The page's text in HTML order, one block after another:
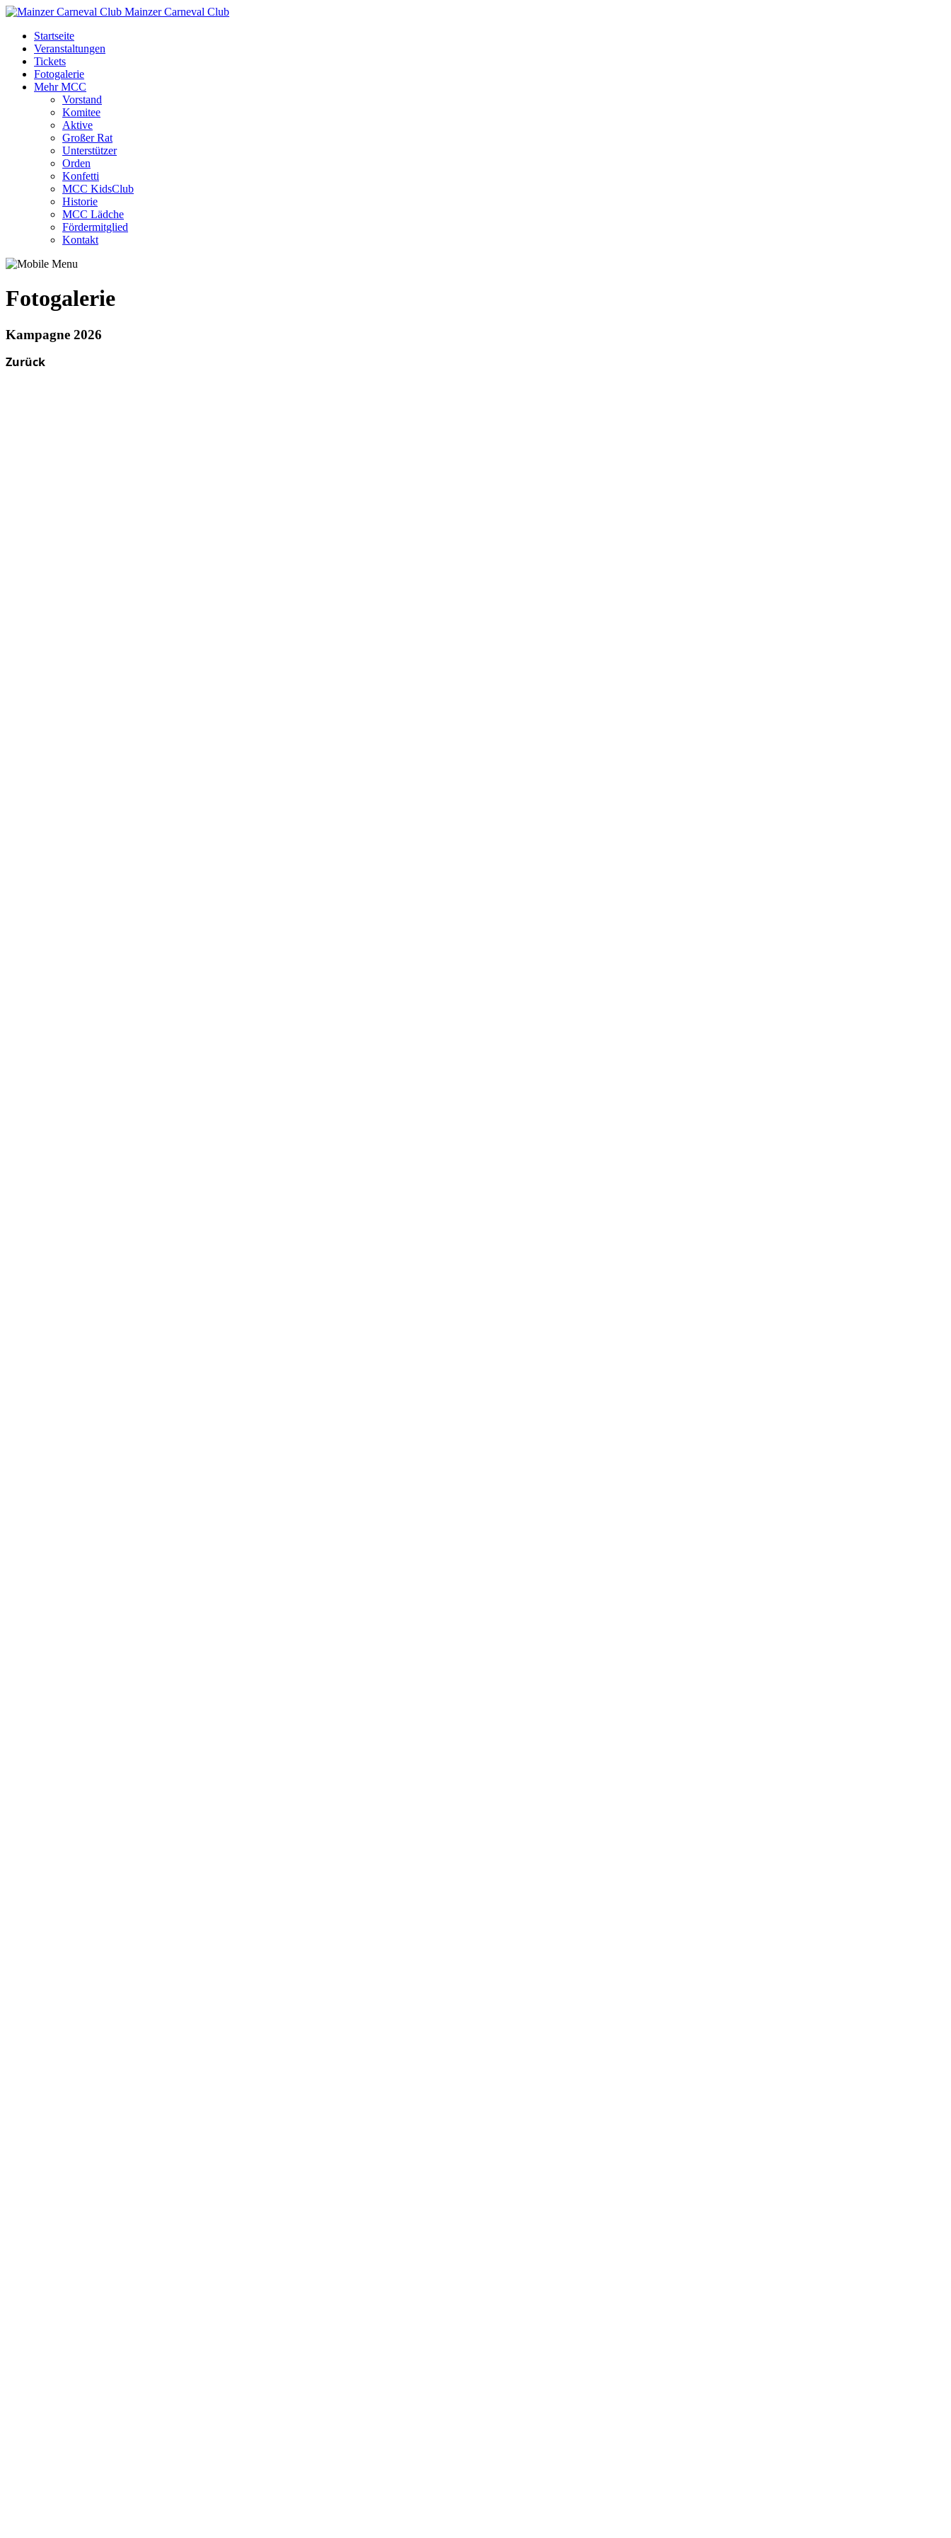
Mainzer Carneval Club
Startseite
Veranstaltungen
Tickets
Fotogalerie
Mehr MCC
Vorstand
Komitee
Aktive
Großer Rat
Unterstützer
Orden
Konfetti
MCC KidsClub
Historie
MCC Lädche
Fördermitglied
Kontakt
Fotogalerie
Kampagne 2026
Zurück